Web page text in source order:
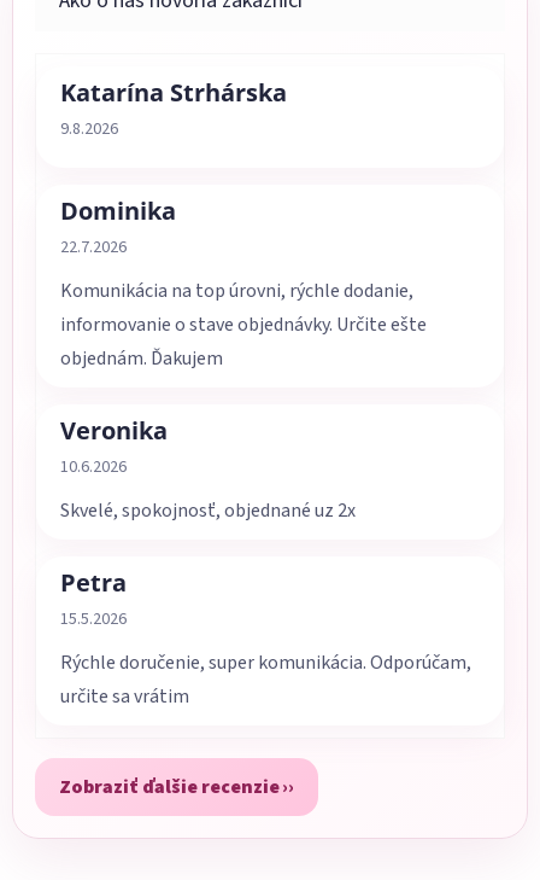
Katarína Strhárska
Hodnotenie obchodu je 5 z 5 hviezdičiek.
9.8.2026
Dominika
Hodnotenie obchodu je 5 z 5 hviezdičiek.
22.7.2026
Komunikácia na top úrovni, rýchle dodanie,
informovanie o stave objednávky. Určite ešte
objednám. Ďakujem
Veronika
Hodnotenie obchodu je 5 z 5 hviezdičiek.
10.6.2026
Skvelé, spokojnosť, objednané uz 2x
Petra
Hodnotenie obchodu je 5 z 5 hviezdičiek.
15.5.2026
Rýchle doručenie, super komunikácia. Odporúčam,
určite sa vrátim
Zobraziť ďalšie recenzie